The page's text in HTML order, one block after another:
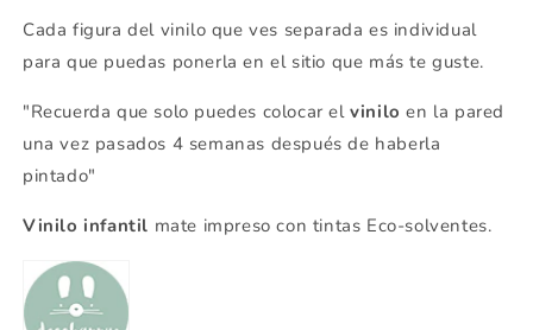
Cada figura del vinilo que ves separada es individual
para que puedas ponerla en el sitio que más te guste.
"Recuerda que solo puedes colocar elvinilo en la pared
una vez pasados 4 semanas después de haberla
pintado"
Vinilo infantil mate impreso con tintas Eco-solventes.